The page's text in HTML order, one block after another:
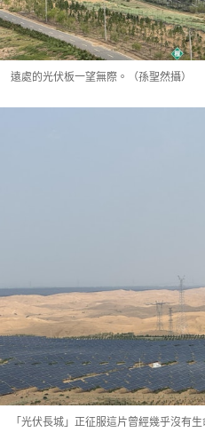
遠處的光伏板一望無際。（孫聖然攝）
「光伏長城」正征服這片曾經幾乎沒有